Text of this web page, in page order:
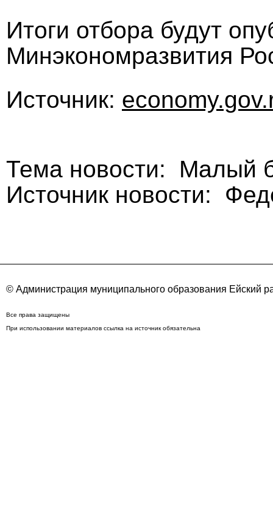
Итоги отбора будут
Минэкономразвития
Источник:
Тема новости: Малый
Источник новости:
© Администрация муниципального образования Ейский
Все права защищены
При использовании материалов ссылка на источник обязательна